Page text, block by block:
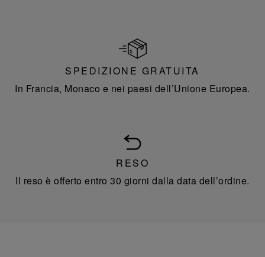
SPEDIZIONE GRATUITA
In Francia, Monaco e nei paesi dell’Unione Europea.
RESO
Il reso è offerto entro 30 giorni dalla data dell’ordine.